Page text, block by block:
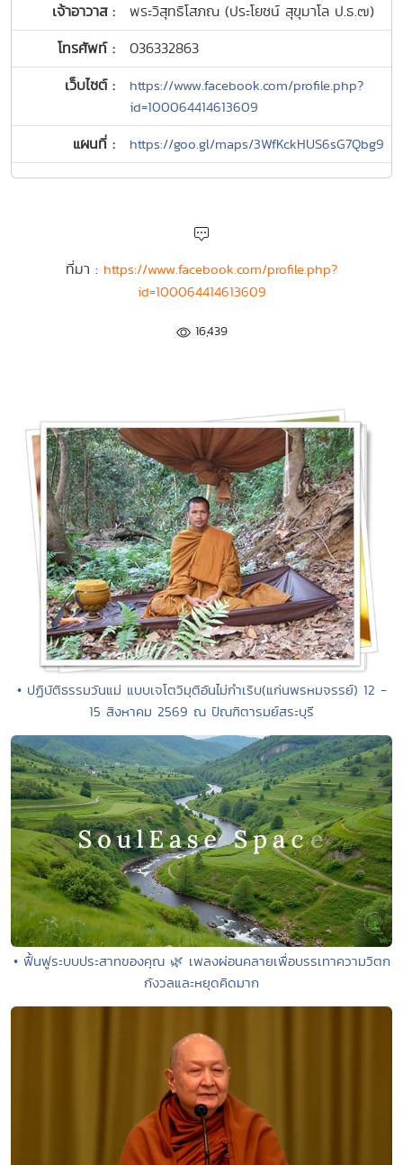
เจ้าอาวาส :
พระวิสุทธิโสภณ (ประโยชน์ สุขุมาโล ป.ธ.๗)
โทรศัพท์ :
036332863
เว็บไซต์ :
https://www.facebook.com/profile.php?
id=100064414613609
แผนที่ : https://goo.gl/maps/3WfKckHUS6sG7Qbg9
ที่มา : https://www.facebook.com/profile.php?
id=100064414613609
16,439
• ปฏิบัติธรรมวันแม่ แบบเจโตวิมุติอันไม่กำเริบ(แก่นพรหมจรรย์) 12 -
15 สิงหาคม 2569 ณ ปัณฑิตารมย์สระบุรี
• ฟื้นฟูระบบประสาทของคุณ 🌿 เพลงผ่อนคลายเพื่อบรรเทาความวิตก
กังวลและหยุดคิดมาก